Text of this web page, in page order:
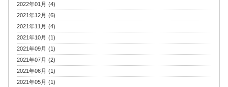
2022年01月 (4)
2021年12月 (6)
2021年11月 (4)
2021年10月 (1)
2021年09月 (1)
2021年07月 (2)
2021年06月 (1)
2021年05月 (1)